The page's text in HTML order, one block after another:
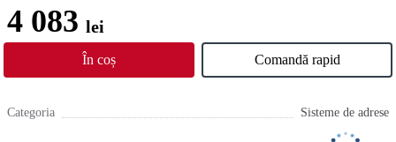
4 083 lei
În coș Comandă rapid
Categoria Sisteme de adrese